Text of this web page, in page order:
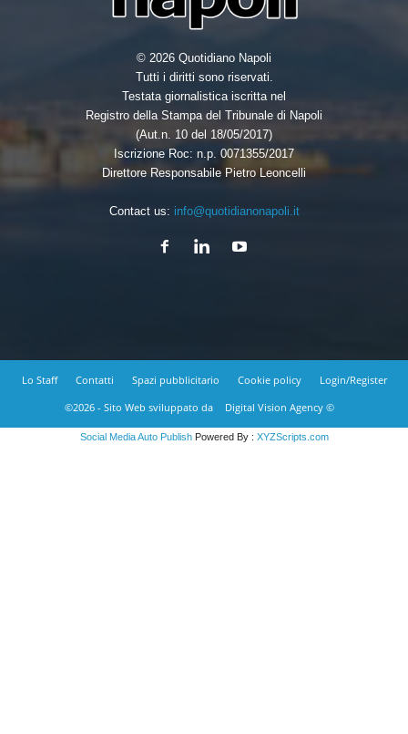
© 2026 Quotidiano Napoli
Tutti i diritti sono riservati.
Testata giornalistica iscritta nel
Registro della Stampa del Tribunale di Napoli
(Aut.n. 10 del 18/05/2017)
Iscrizione Roc: n.p. 0071355/2017
Direttore Responsabile Pietro Leoncelli
Contact us: info@quotidianonapoli.it
Lo Staff Contatti Spazi pubblicitario Cookie policy
Login/Register
©2026 - Sito Web sviluppato da
Digital Vision Agency ©
Social Media Auto PublishPowered By : XYZScripts.com